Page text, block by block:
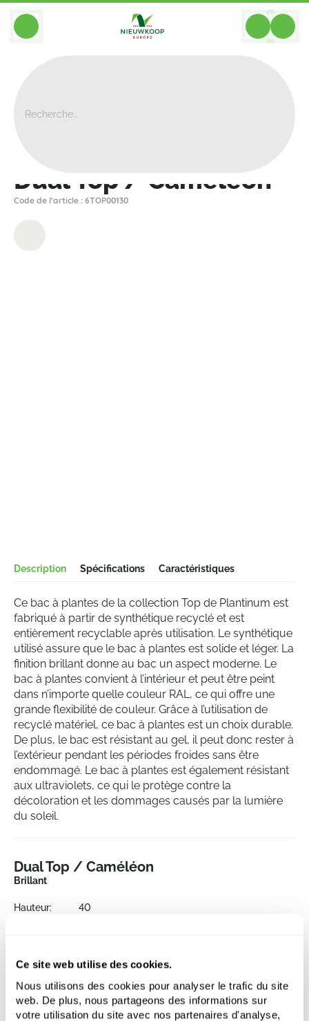
Ce site web utilise des cookies.
Nous utilisons des cookies pour analyser le trafic du site
web. De plus, nous partageons des informations sur
votre utilisation du site avec nos partenaires d'analyse,
BACK
Dual Top / Caméléon
Code de l'article : 6TOP00130
Description Spécifications Caractéristiques
Ce bac à plantes de la collection Top de Plantinum est
fabriqué à partir de synthétique recyclé et est
entièrement recyclable après utilisation. Le synthétique
utilisé assure que le bac à plantes est solide et léger. La
finition brillant donne au bac un aspect moderne. Le
bac à plantes convient à l’intérieur et peut être peint
dans n’importe quelle couleur RAL, ce qui offre une
grande flexibilité de couleur. Grâce à l’utilisation de
recyclé matériel, ce bac à plantes est un choix durable.
De plus, le bac est résistant au gel, il peut donc rester à
l’extérieur pendant les périodes froides sans être
endommagé. Le bac à plantes est également résistant
aux ultraviolets, ce qui le protège contre la
décoloration et les dommages causés par la lumière
du soleil.
Dual Top / Caméléon
Brillant
Hauteur:
40
Choisissez une palette de couleurs pour ajouter
ce produit à votre panier